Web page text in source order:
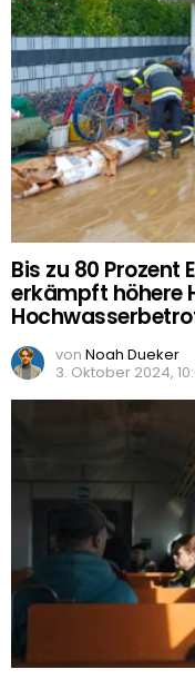
Bis zu 80 Prozent
erkämpft höhere
von Noah Dueker
3. Oktober 2024,